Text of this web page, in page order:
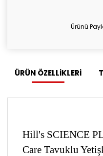
Ürünü
ÜRÜN ÖZELLİKLERİ
Hill's SCIENCE
Care Tavuklu